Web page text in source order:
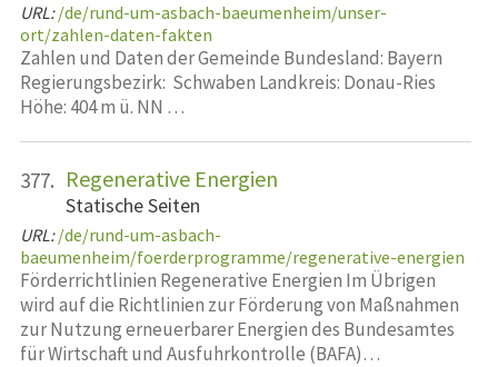
URL: /de/rund-um-asbach-baeumenheim/unser-
ort/zahlen-daten-fakten
Zahlen und Daten der Gemeinde Bundesland: Bayern
Regierungsbezirk: Schwaben Landkreis: Donau-Ries
Höhe: 404 m ü. NN …
377. Regenerative Energien
Statische Seiten
URL: /de/rund-um-asbach-
baeumenheim/foerderprogramme/regenerative-energien
Förderrichtlinien Regenerative Energien Im Übrigen
wird auf die Richtlinien zur Förderung von Maßnahmen
zur Nutzung erneuerbarer Energien des Bundesamtes
für Wirtschaft und Ausfuhrkontrolle (BAFA)…